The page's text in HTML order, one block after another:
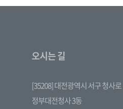
오시는 길
[35208] 대전광역시 서구 청사로
정부대전청사 3동